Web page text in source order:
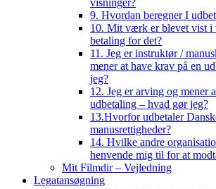
visninger?
9. Hvordan beregner I
10. Mit værk er blevet vist i
betaling for det?
11. Jeg er instruktør /
mener at have krav på en
jeg?
12. Jeg er arving og mener
udbetaling – hvad gør jeg?
13.Hvorfor udbetaler
manusrettigheder?
14. Hvilke andre
henvende mig til for at
Mit Filmdir – Vejledning
Legatansøgning